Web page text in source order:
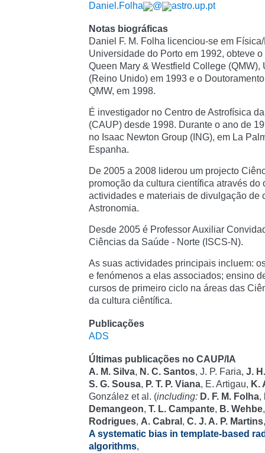
Daniel.Folha
@ astro.up.pt
Notas biográficas
Daniel F. M. Folha licenciou-se em
Universidade do Porto em 1992, obteve
Queen Mary & Westfield College
(Reino Unido) em 1993 e o
QMW, em 1998.
É investigador no Centro de Astrofísica
(CAUP) desde 1998. Durante o ano de
no Isaac Newton Group (ING), em La
Espanha.
De 2005 a 2008 liderou um projecto
promoção da cultura científica através do
actividades e materiais de divulgação de
Astronomia.
Desde 2005 é Professor Auxiliar
Ciências da Saúde - Norte (ISCS-N).
As suas actividades principais incluem:
e fenómenos a elas associados; ensino
cursos de primeiro ciclo na áreas das
da cultura ciêntífica.
Publicações
ADS
Últimas publicações no CAUP/IA
A. M. Silva, N. C. Santos, J. P. Faria, J.
S. G. Sousa, P. T. P. Viana, E. Artigau, K.
González et al. (including: D. F. M. Folha,
Demangeon, T. L. Campante, B. Wehbe
Rodrigues, A. Cabral , C. J. A. P. Martins
A systematic bias in template-based
algorithms,